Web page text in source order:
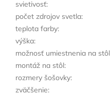
svietivosť:
počet zdrojov svetla:
teplota farby:
výška:
možnosť umiestnenia na stôl
montáž na stôl:
rozmery šošovky:
zväčšenie: